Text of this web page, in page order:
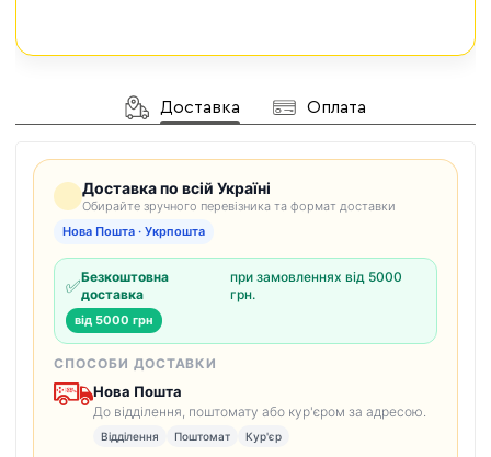
Доставка Оплата
Доставка по всій Україні
Обирайте зручного перевізника та формат доставки
Нова Пошта · Укрпошта
✅Безкоштовна
доставка
при замовленнях від 5000
грн.
від 5000 грн
СПОСОБИ ДОСТАВКИ
Нова Пошта
До відділення, поштомату або кур'єром за адресою.
Відділення Поштомат Кур'єр